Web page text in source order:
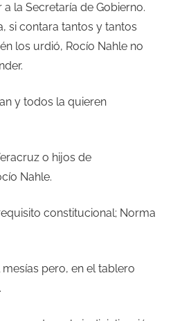
la Secretaría de Gobierno.
si contara tantos y tantos
los urdió, Rocío Nahle no
y todos la quieren
o hijos de
Nahle.
constitucional; Norma
pero, en el tablero